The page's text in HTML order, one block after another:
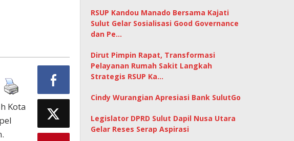
Kota
RSUP Kandou Manado Bersama Kajati
Sulut Gelar Sosialisasi Good Governance
dan Pe…
Dirut Pimpin Rapat, Transformasi
Pelayanan Rumah Sakit Langkah
Strategis RSUP Ka…
Cindy Wurangian Apresiasi Bank SulutGo
Legislator DPRD Sulut Dapil Nusa Utara
Gelar Reses Serap Aspirasi